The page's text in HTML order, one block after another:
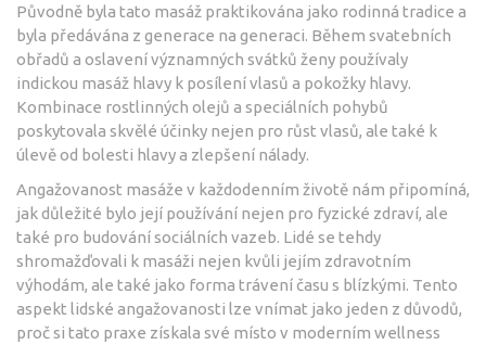
Původně byla tato masáž praktikována jako rodinná tradice a
byla předávána z generace na generaci. Během svatebních
obřadů a oslavení významných svátků ženy používaly
indickou masáž hlavy k posílení vlasů a pokožky hlavy.
Kombinace rostlinných olejů a speciálních pohybů
poskytovala skvělé účinky nejen pro růst vlasů, ale také k
úlevě od bolesti hlavy a zlepšení nálady.
Angažovanost masáže v každodenním životě nám připomíná,
jak důležité bylo její používání nejen pro fyzické zdraví, ale
také pro budování sociálních vazeb. Lidé se tehdy
shromažďovali k masáži nejen kvůli jejím zdravotním
výhodám, ale také jako forma trávení času s blízkými. Tento
aspekt lidské angažovanosti lze vnímat jako jeden z důvodů,
proč si tato praxe získala své místo v moderním wellness